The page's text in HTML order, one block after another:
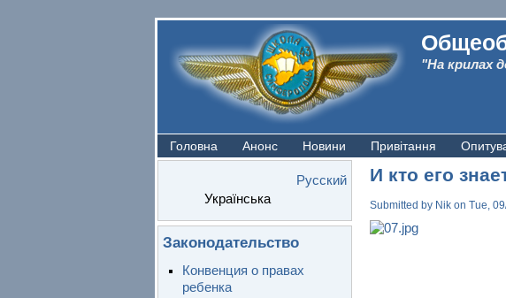
"На крилах
Головна Анонс Новини Привітання
Русский
Українська
Законодательство
Конвенция о правах
ребенка
И кто его
Submitted by Nik on Tue,